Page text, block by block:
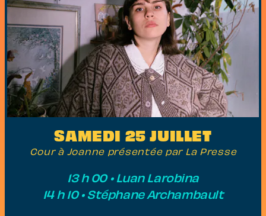
SAMEDI 25 JUILLET
Cour à Joanne présentée par La Presse
13 h 00•Luan Larobina
14 h 10•Stéphane Archambault